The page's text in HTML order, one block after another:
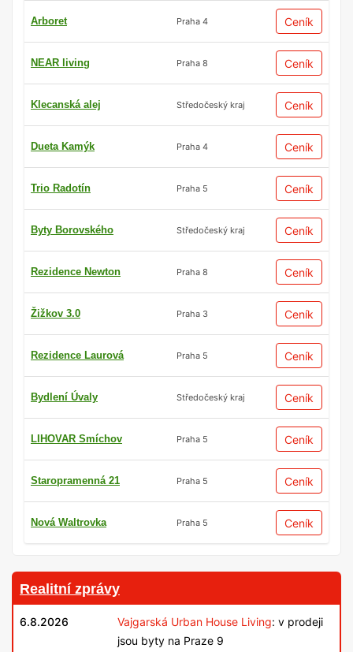
Arboret Praha 4 Ceník
NEAR living Praha 8 Ceník
Klecanská alej Středočeský kraj Ceník
Dueta Kamýk Praha 4 Ceník
Trio Radotín Praha 5 Ceník
Byty Borovského Středočeský kraj Ceník
Rezidence Newton Praha 8 Ceník
Žižkov 3.0 Praha 3 Ceník
Rezidence Laurová Praha 5 Ceník
Bydlení Úvaly Středočeský kraj Ceník
LIHOVAR Smíchov Praha 5 Ceník
Staropramenná 21 Praha 5 Ceník
Nová Waltrovka Praha 5 Ceník
Realitní zprávy
6.8.2026 Vajgarská Urban House Living: v prodeji
jsou byty na Praze 9